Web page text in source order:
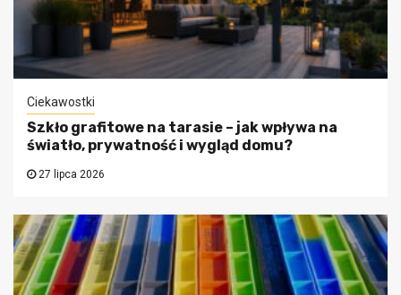
Ciekawostki
Szkło grafitowe na tarasie – jak wpływa na
światło, prywatność i wygląd domu?
27 lipca 2026